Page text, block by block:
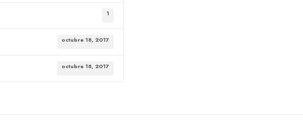
1
octubre 18, 2017
octubre 18, 2017